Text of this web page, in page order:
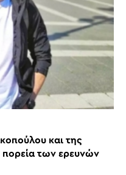
και της
πορεία των ερευνών